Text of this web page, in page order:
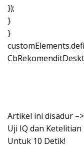
});
}
}
Artikel ini disadur
Uji IQ dan
Untuk 10 Detik!